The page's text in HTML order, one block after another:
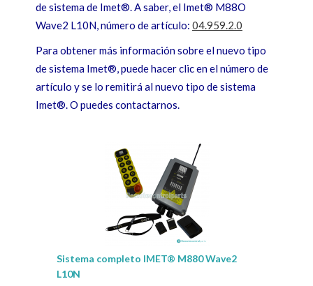
de sistema de Imet®. A saber, el Imet® M88O
Wave2 L10N, número de artículo: 04.959.2.0
Para obtener más información sobre el nuevo tipo
de sistema Imet®, puede hacer clic en el número de
artículo y se lo remitirá al nuevo tipo de sistema
Imet®. O puedes contactarnos.
Sistema completo IMET® M880 Wave2
L10N